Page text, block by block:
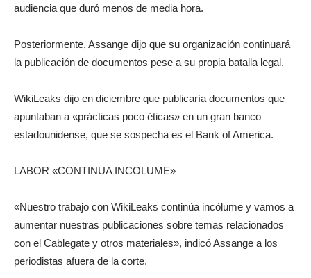
audiencia que duró menos de media hora.
Posteriormente, Assange dijo que su organización continuará
la publicación de documentos pese a su propia batalla legal.
WikiLeaks dijo en diciembre que publicaría documentos que
apuntaban a «prácticas poco éticas» en un gran banco
estadounidense, que se sospecha es el Bank of America.
LABOR «CONTINUA INCOLUME»
«Nuestro trabajo con WikiLeaks continúa incólume y vamos a
aumentar nuestras publicaciones sobre temas relacionados
con el Cablegate y otros materiales», indicó Assange a los
periodistas afuera de la corte.